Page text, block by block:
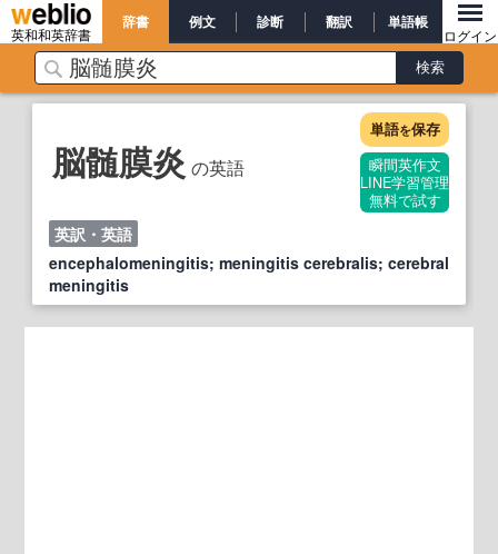
英和和英辞書
辞書 例文 診断 翻訳 単語帳
ログイン
脳髄膜炎 の英語
単語を保存
瞬間英作文
LINE学習管理
無料で試す
英訳・英語
encephalomeningitis; meningitis cerebralis; cerebral
meningitis